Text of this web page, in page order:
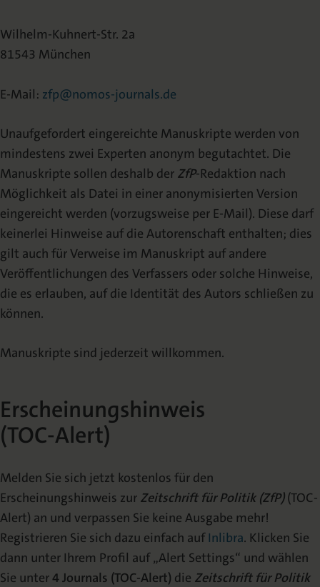
Wilhelm-Kuhnert-Str. 2a
81543 München
E-Mail: zfp@nomos-journals.de
Unaufgefordert eingereichte Manuskripte werden von
mindestens zwei Experten anonym begutachtet. Die
Manuskripte sollen deshalb der ZfP-Redaktion nach
Möglichkeit als Datei in einer anonymisierten Version
eingereicht werden (vorzugsweise per E-Mail). Diese darf
keinerlei Hinweise auf die Autorenschaft enthalten; dies
gilt auch für Verweise im Manuskript auf andere
Veröffentlichungen des Verfassers oder solche Hinweise,
die es erlauben, auf die Identität des Autors schließen zu
können.
Manuskripte sind jederzeit willkommen.
Erscheinungshinweis
(TOC-Alert)
Melden Sie sich jetzt kostenlos für den
Erscheinungshinweis zur Zeitschrift für Politik(ZfP)(TOC-
Alert) an und verpassen Sie keine Ausgabe mehr!
Registrieren Sie sich dazu einfach aufInlibra. Klicken Sie
dann unter Ihrem Profil auf „Alert Settings“ und wählen
Sie unter4 Journals (TOC-Alert) die Zeitschrift für Politik